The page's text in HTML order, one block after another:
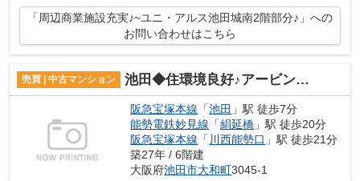
「周辺商業施設充実♪~ユニ・アルス池田城南2階部分♪」への
お問い合わせはこちら
売買 | 中古マンション 池田◆住環境良好♪アービング池田桜通り◆
阪急宝塚本線 「池田 」駅 徒歩7分
能勢電鉄妙見線 「絹延橋 」駅 徒歩20分
阪急宝塚本線 「 川西能勢口 」駅 徒歩21分
築27年 / 6階建
大阪府池田市大和町3045-1